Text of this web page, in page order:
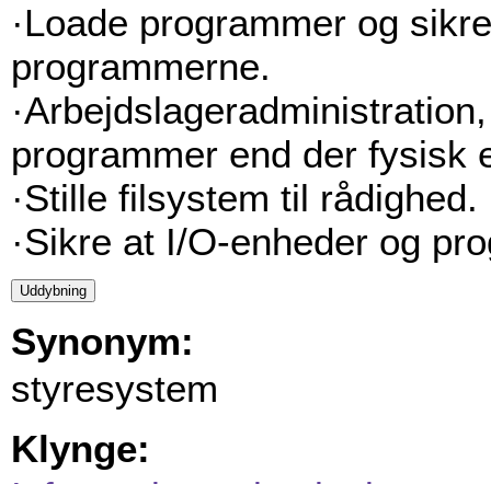
·Loade programmer og
programmerne.
programmer end der fysisk
·Stille filsystem til rådighed.
·Sikre at I/O-enheder og
Synonym:
styresystem
Klynge: